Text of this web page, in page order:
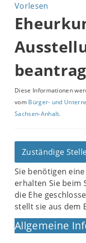
Vorlesen
Diese Informationen
vom Bürger- und
Sachsen-Anhalt.
Zuständige
Sie benötigen
erhalten Sie beim
die Ehe
stellt sie aus dem
Allgemeine